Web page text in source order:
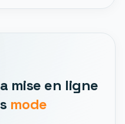
mise en ligne
mode